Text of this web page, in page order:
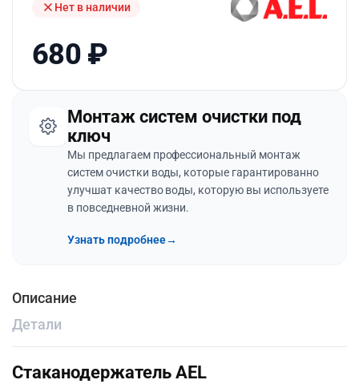
Нет в наличии
680 ₽
Монтаж систем очистки под
ключ
Мы предлагаем профессиональный монтаж
систем очистки воды, которые гарантированно
улучшат качество воды, которую вы используете
в повседневной жизни.
Узнать подробнее→
Описание
Детали
Стаканодержатель AEL